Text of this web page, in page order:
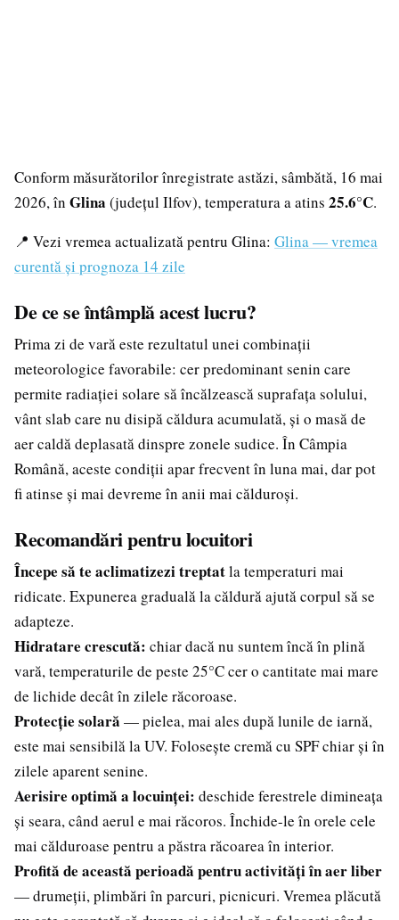
Conform măsurătorilor înregistrate astăzi, sâmbătă, 16 mai
2026, în Glina (județul Ilfov), temperatura a atins 25.6°C.
📍 Vezi vremea actualizată pentru Glina: Glina — vremea
curentă și prognoza 14 zile
De ce se întâmplă acest lucru?
Prima zi de vară este rezultatul unei combinații
meteorologice favorabile: cer predominant senin care
permite radiației solare să încălzească suprafața solului,
vânt slab care nu disipă căldura acumulată, și o masă de
aer caldă deplasată dinspre zonele sudice. În Câmpia
Română, aceste condiții apar frecvent în luna mai, dar pot
fi atinse și mai devreme în anii mai călduroși.
Recomandări pentru locuitori
Începe să te aclimatizezi treptatla temperaturi mai
ridicate. Expunerea graduală la căldură ajută corpul să se
adapteze.
Hidratare crescută: chiar dacă nu suntem încă în plină
vară, temperaturile de peste 25°C cer o cantitate mai mare
de lichide decât în zilele răcoroase.
Protecție solară — pielea, mai ales după lunile de iarnă,
este mai sensibilă la UV. Folosește cremă cu SPF chiar și în
zilele aparent senine.
Aerisire optimă a locuinței: deschide ferestrele dimineața
și seara, când aerul e mai răcoros. Închide-le în orele cele
mai călduroase pentru a păstra răcoarea în interior.
Profită de această perioadă pentru activități în aer liber
— drumeții, plimbări în parcuri, picnicuri. Vremea plăcută